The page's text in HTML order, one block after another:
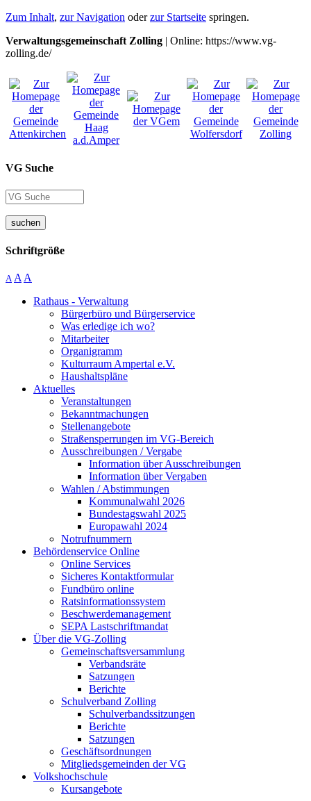
Zum Inhalt, zur Navigation oderzur Startseite springen.
Verwaltungsgemeinschaft Zolling | Online: https://www.vg-
zolling.de/
VG Suche
suchen
Schriftgröße
A A A
Rathaus - Verwaltung
Bürgerbüro und Bürgerservice
Was erledige ich wo?
Mitarbeiter
Organigramm
Kulturraum Ampertal e.V.
Haushaltspläne
Aktuelles
Veranstaltungen
Bekanntmachungen
Stellenangebote
Straßensperrungen im VG-Bereich
Ausschreibungen / Vergabe
Information über Ausschreibungen
Information über Vergaben
Wahlen / Abstimmungen
Kommunalwahl 2026
Bundestagswahl 2025
Europawahl 2024
Notrufnummern
Behördenservice Online
Online Services
Sicheres Kontaktformular
Fundbüro online
Ratsinformationssystem
Beschwerdemanagement
SEPA Lastschriftmandat
Über die VG-Zolling
Gemeinschaftsversammlung
Verbandsräte
Satzungen
Berichte
Schulverband Zolling
Schulverbandssitzungen
Berichte
Satzungen
Geschäftsordnungen
Mitgliedsgemeinden der VG
Volkshochschule
Kursangebote